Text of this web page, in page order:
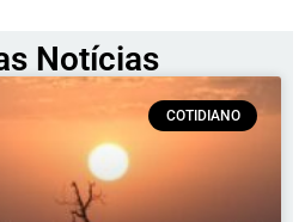
Notícias
COTIDIANO